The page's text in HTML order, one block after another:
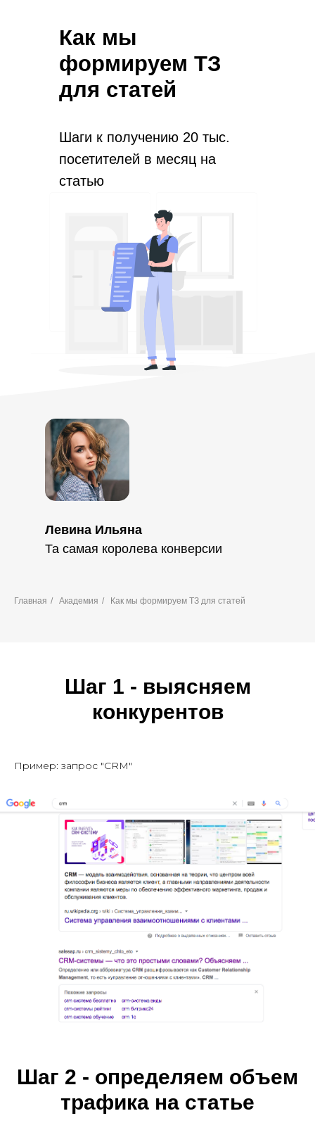
Как мы
формируем ТЗ
для статей
Левина Ильяна
Та самая королева конверсии
Шаги к получению 20 тыс.
посетителей в месяц на
статью
Главная / Академия / Как мы формируем ТЗ для статей
Шаг 1 - выясняем
конкурентов
Пример: запрос "CRM"
Шаг 2 - определяем объем
трафика на статье